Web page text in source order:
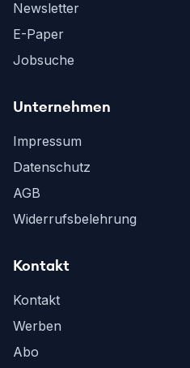
Newsletter
E-Paper
Jobsuche
Unternehmen
Impressum
Datenschutz
AGB
Widerrufsbelehrung
Kontakt
Kontakt
Werben
Abo